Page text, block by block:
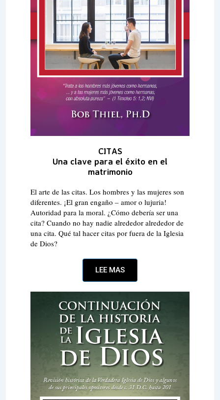
CITAS
Una clave para el éxito en el
matrimonio
El arte de las citas. Los hombres y las mujeres son
diferentes. ¡El gran engaño – amor o lujuria!
Autoridad para la moral. ¿Cómo debería ser una
cita? Cuando no hay nadie alrededor alrededor de
una cita. Qué tal hacer citas por fuera de la Iglesia
de Dios?
LEE MAS